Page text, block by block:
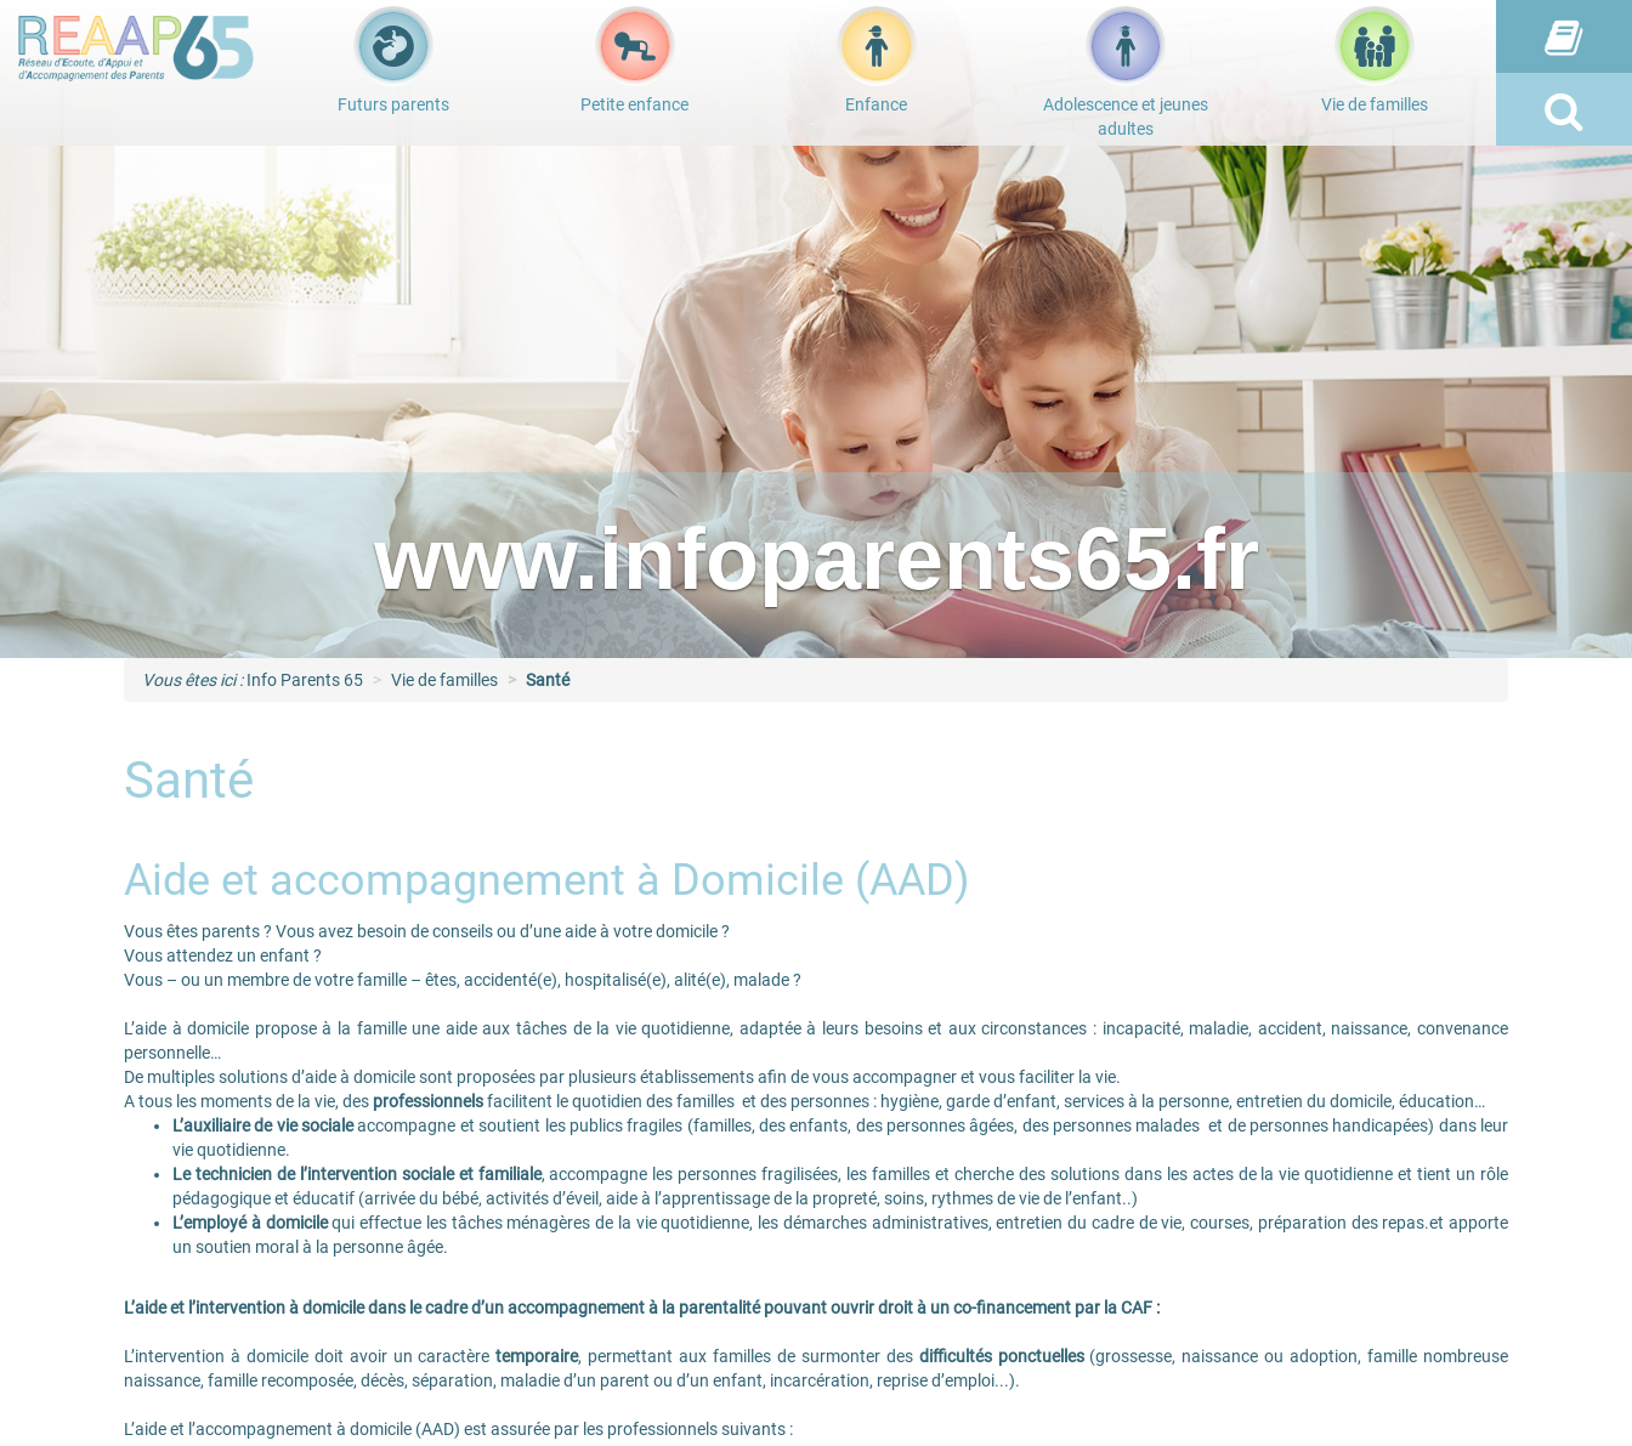
Futurs parents Petite enfance Enfance
Adolescence et jeunes
adultes
Vie de familles
www.infoparents65.fr
Vous êtes ici :Info Parents 65 Vie de familles Santé
Santé
Aide et accompagnement à Domicile (AAD)
Vous êtes parents ? Vous avez besoin de conseils ou d’une aide à votre domicile ?
Vous attendez un enfant ?
Vous – ou un membre de votre famille – êtes, accidenté(e), hospitalisé(e), alité(e), malade ?
L’aide à domicile propose à la famille une aide aux tâches de la vie quotidienne, adaptée à leurs besoins et aux circonstances : incapacité, maladie, accident, naissance, convenance
personnelle…
De multiples solutions d’aide à domicile sont proposées par plusieurs établissements afin de vous accompagner et vous faciliter la vie.
A tous les moments de la vie, des professionnelsfacilitent le quotidien des familles et des personnes : hygiène, garde d’enfant, services à la personne, entretien du domicile, éducation…
L’auxiliaire de vie socialeaccompagne et soutient les publics fragiles (familles, des enfants, des personnes âgées, des personnes malades et de personnes handicapées) dans leur
vie quotidienne.
Le technicien de l’intervention sociale et familiale, accompagne les personnes fragilisées, les familles et cherche des solutions dans les actes de la vie quotidienne et tient un rôle
pédagogique et éducatif (arrivée du bébé, activités d’éveil, aide à l’apprentissage de la propreté, soins, rythmes de vie de l’enfant..)
L’employé à domicilequi effectue les tâches ménagères de la vie quotidienne, les démarches administratives, entretien du cadre de vie, courses, préparation des repas.et apporte
un soutien moral à la personne âgée.
L’aide et l’intervention à domicile dans le cadre d’un accompagnement à la parentalité pouvant ouvrir droit à un co-financement par la CAF :
L’intervention à domicile doit avoir un caractèretemporaire, permettant aux familles de surmonter des difficultés ponctuelles(grossesse, naissance ou adoption, famille nombreuse
naissance, famille recomposée, décès, séparation, maladie d’un parent ou d’un enfant, incarcération, reprise d’emploi...).
L’aide et l’accompagnement à domicile (AAD) est assurée par les professionnels suivants :